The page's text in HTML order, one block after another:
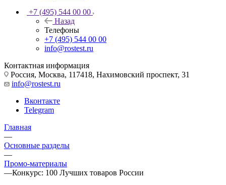
+7 (495) 544 00 00
Назад
Телефоны
+7 (495) 544 00 00
info@rostest.ru
Контактная информация
Россия, Москва, 117418, Нахимовский проспект, 31
info@rostest.ru
Вконтакте
Telegram
Главная
—
Основные разделы
—
Промо-материалы
—Конкурс: 100 Лучших товаров России